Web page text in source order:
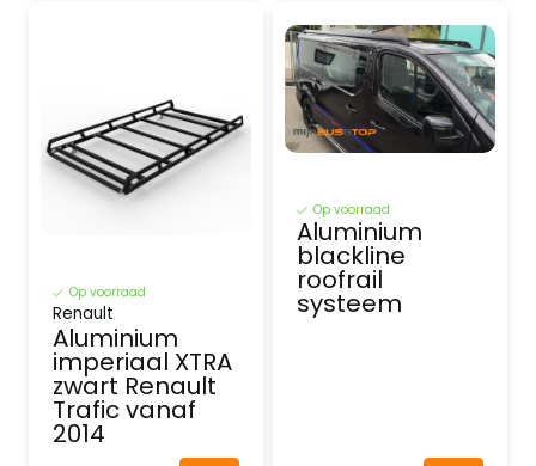
Op voorraad
Renault
Aluminium
imperiaal XTRA
zwart Renault
Trafic vanaf
2014
Op voorraad
Aluminium
blackline
roofrail
systeem